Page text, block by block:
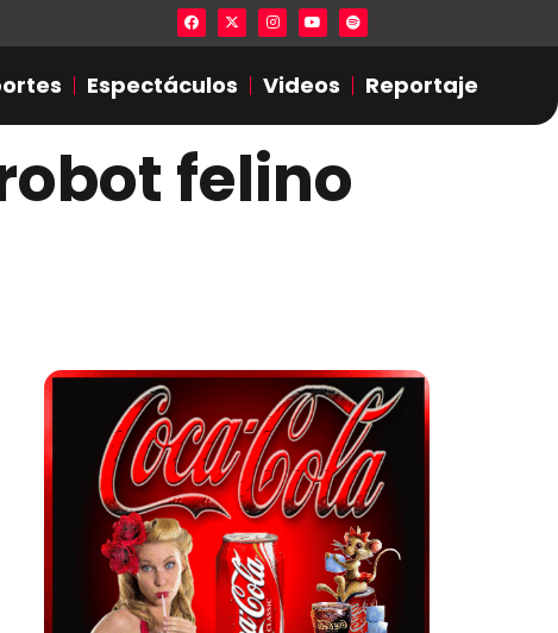
Lista en excel expone presuntas
Espectáculos Videos Reportaje
felino